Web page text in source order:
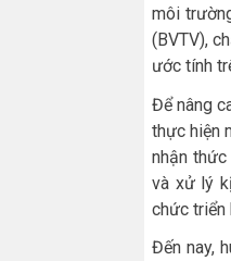
môi
(BVTV),
ước tính
Để nâng
thực hiện
nhận
và xử lý
chức triển
Đến nay,